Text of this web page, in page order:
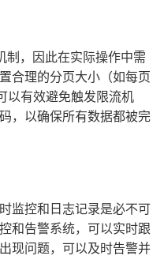
制，因此在实际操作中需
合理的分页大小（如每页
以有效避免触发限流机
，以确保所有数据都被完
监控和日志记录是必不可
和告警系统，可以实时跟
现问题，可以及时告警并